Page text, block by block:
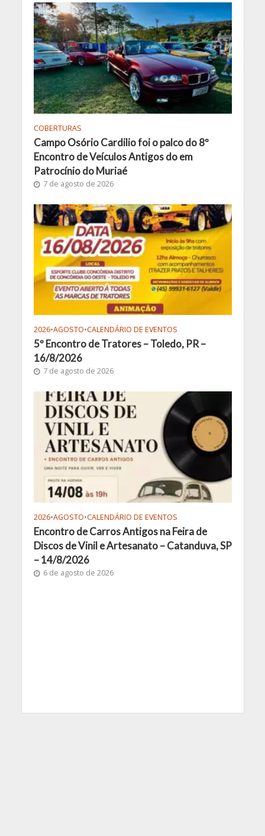
COBERTURAS
Campo Osório Cardilio foi o palco do 8º
Encontro de Veículos Antigos do em
Patrocínio do Muriaé
7 de agosto de 2026
2026•AGOSTO•CALENDÁRIO DE EVENTOS
5º Encontro de Tratores – Toledo, PR –
16/8/2026
7 de agosto de 2026
2026•AGOSTO•CALENDÁRIO DE EVENTOS
Encontro de Carros Antigos na Feira de
Discos de Vinil e Artesanato – Catanduva, SP
– 14/8/2026
6 de agosto de 2026